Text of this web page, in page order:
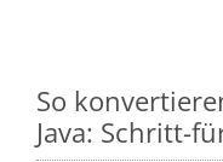
So
Java: Schritt-